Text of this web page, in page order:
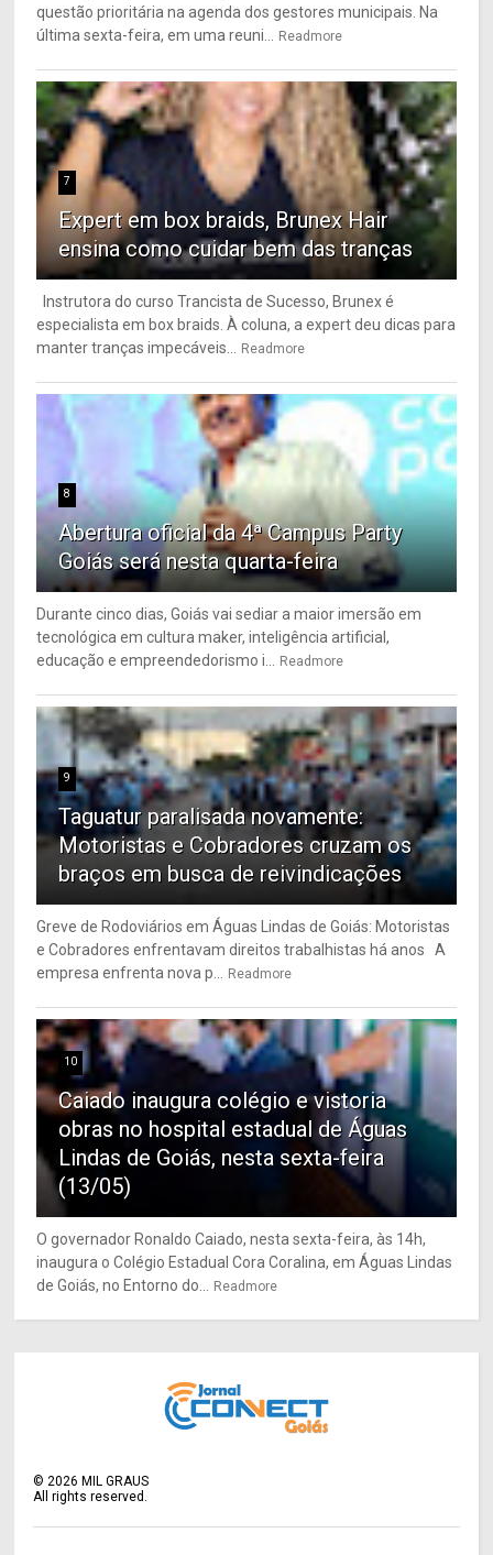
questão prioritária na agenda dos gestores municipais. Na
última sexta-feira, em uma reuni...
Readmore
7
Expert em box braids, Brunex Hair
ensina como cuidar bem das tranças
Instrutora do curso Trancista de Sucesso, Brunex é
especialista em box braids. À coluna, a expert deu dicas para
manter tranças impecáveis...
Readmore
8
Abertura oficial da 4ª Campus Party
Goiás será nesta quarta-feira
Durante cinco dias, Goiás vai sediar a maior imersão em
tecnológica em cultura maker, inteligência artificial,
educação e empreendedorismo i...
Readmore
9
Taguatur paralisada novamente:
Motoristas e Cobradores cruzam os
braços em busca de reivindicações
Greve de Rodoviários em Águas Lindas de Goiás: Motoristas
e Cobradores enfrentavam direitos trabalhistas há anos A
empresa enfrenta nova p...
Readmore
10
Caiado inaugura colégio e vistoria
obras no hospital estadual de Águas
Lindas de Goiás, nesta sexta-feira
(13/05)
O governador Ronaldo Caiado, nesta sexta-feira, às 14h,
inaugura o Colégio Estadual Cora Coralina, em Águas Lindas
de Goiás, no Entorno do...
Readmore
©2026 MIL GRAUS
All rights reserved.